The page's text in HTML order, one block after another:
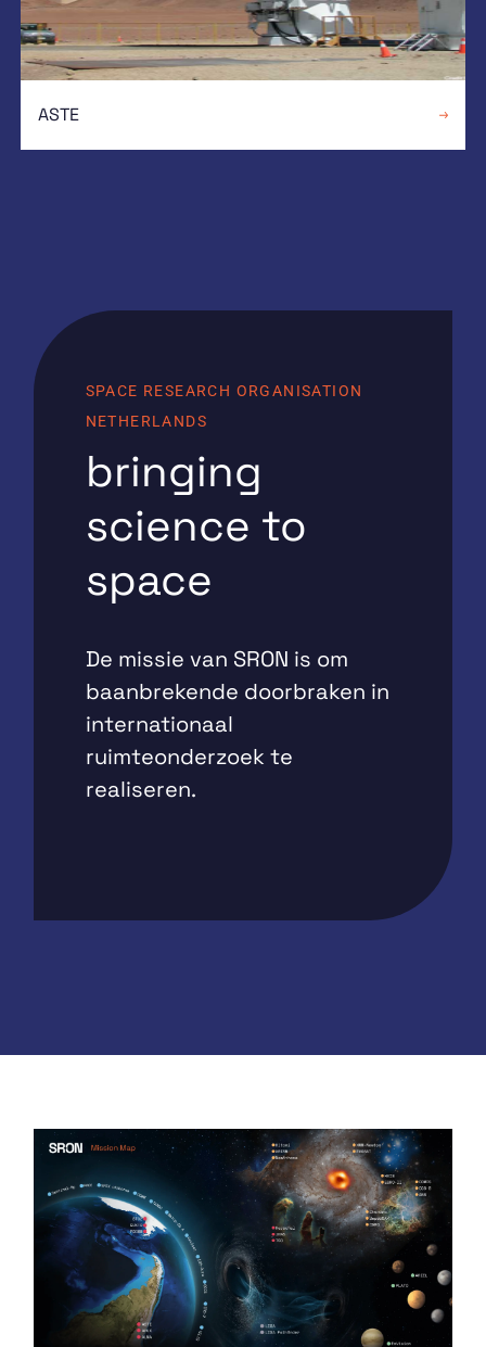
ASTE
De missie van SRON is om
baanbrekende doorbraken in
internationaal
ruimteonderzoek te
realiseren.
bringing
science to
space
SPACE RESEARCH ORGANISATION
NETHERLANDS